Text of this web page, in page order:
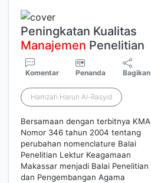
Peningkatan Kualitas
Manajemen Penelitian
Komentar Penanda Bagikan
Hamzah Harun Al-Rasyid
Bersamaan dengan terbitnya KMA
Nomor 346 tahun 2004 tentang
perubahan nomenclature Balai
Penelitian Lektur Keagamaan
Makassar menjadi Balai Penelitian
dan Pengembangan Agama